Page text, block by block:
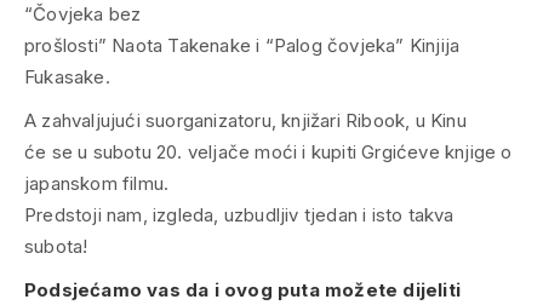
“Čovjeka bez
prošlosti” Naota Takenake i “Palog čovjeka” Kinjija
Fukasake.
A zahvaljujući suorganizatoru, knjižari Ribook, u Kinu
će se u subotu 20. veljače moći i kupiti Grgićeve knjige o
japanskom filmu.
Predstoji nam, izgleda, uzbudljiv tjedan i isto takva
subota!
Podsjećamo vas da i ovog puta možete dijeliti